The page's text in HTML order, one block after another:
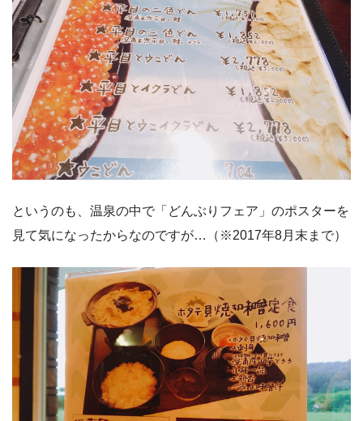
というのも、温泉の中で「どんぶりフェア」のポスターを
見て気になったからなのですが…（※2017年8月末まで）